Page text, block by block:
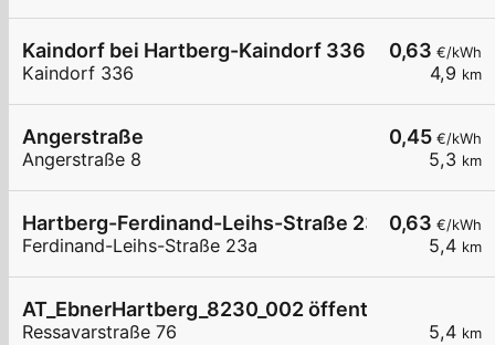
0,63 €/kWh
4,9 km
Kaindorf bei Hartberg-Kaindorf 336
Kaindorf 336
0,45 €/kWh
5,3 km
Angerstraße
Angerstraße 8
0,63 €/kWh
5,4 km
Hartberg-Ferdinand-Leihs-Straße 23a
Ferdinand-Leihs-Straße 23a
5,4 km
AT_EbnerHartberg_8230_002 öffentlich
Ressavarstraße 76